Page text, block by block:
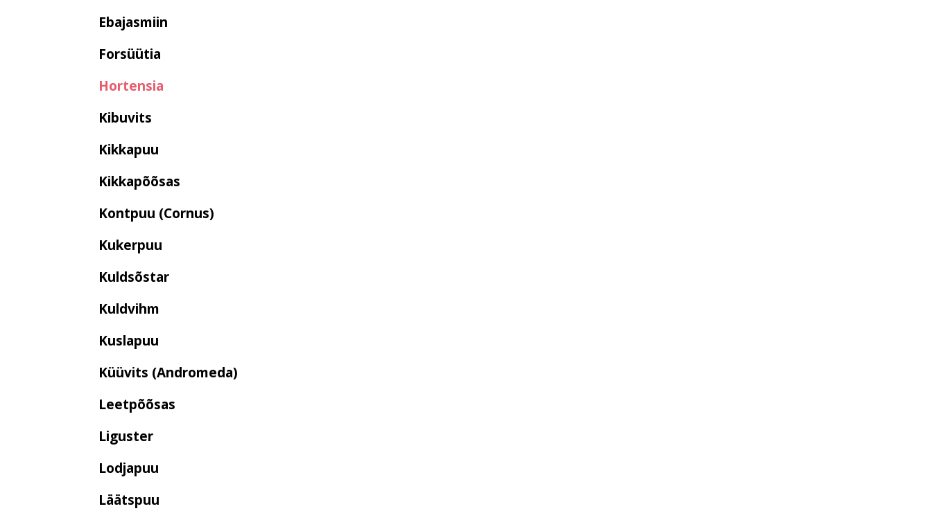
Ebajasmiin
Forsüütia
Hortensia
Kibuvits
Kikkapuu
Kikkapõõsas
Kontpuu (Cornus)
Kukerpuu
Kuldsõstar
Kuldvihm
Kuslapuu
Küüvits (Andromeda)
Leetpõõsas
Liguster
Lodjapuu
Läätspuu